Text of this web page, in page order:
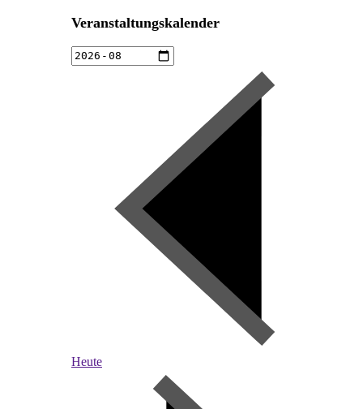
Veranstaltungskalender
Heute